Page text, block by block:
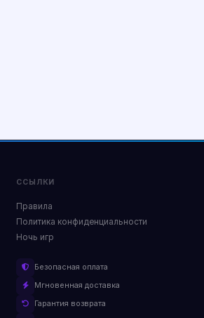
ССЫЛКИ
Правила
Политика конфиденциальности
Ночь игр
Безопасная оплата
Мгновенная доставка
Гарантия возврата